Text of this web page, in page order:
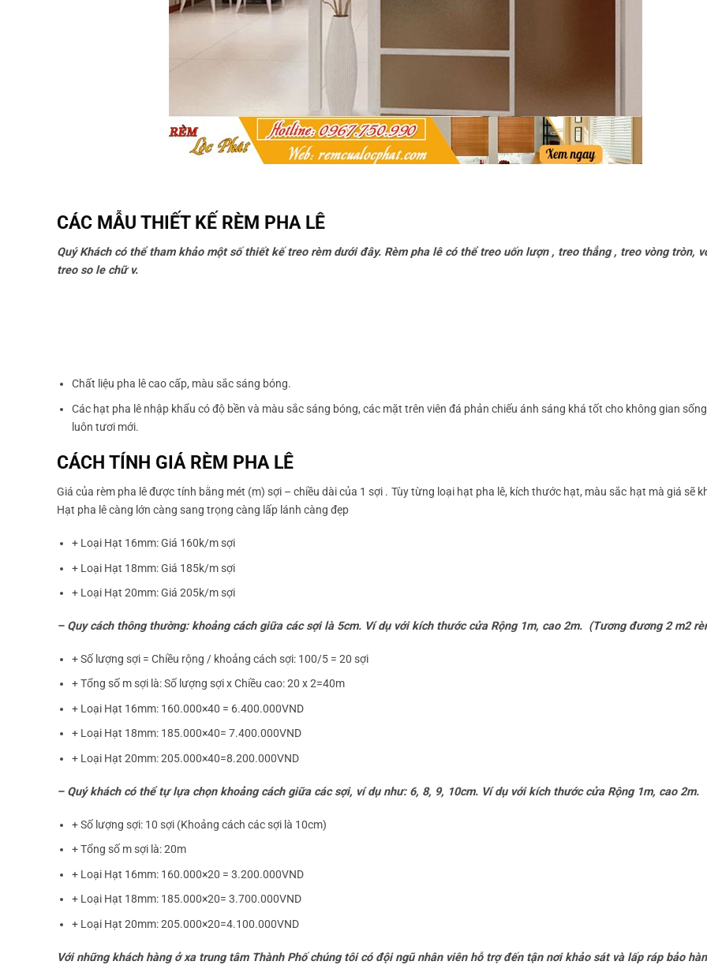
CÁC MẪU THIẾT KẾ RÈM PHA LÊ
Quý Khách có thể tham khảo một số thiết kế treo rèmdướiđây. Rèm pha lê có thể treo uốn lượn , treo thẳng , treo vòng tròn,
treo so le chữ v.
Chất liệu pha lê cao cấp, màu sắc sáng bóng.
Các hạt pha lê nhập khẩu có độ bền và màu sắc sáng bóng, các mặt trên viên đá phản chiếu ánh sáng khá tốt cho không gian
luôn tươi mới.
CÁCH TÍNH GIÁ RÈM PHA LÊ
Giá của rèm pha lê được tính bằng mét (m) sợi – chiều dài của 1 sợi . Tùy từng loại hạt pha lê, kích thước hạt, màu sắc hạt mà giá sẽ
Hạt pha lê càng lớn càng sang trọng càng lấp lánh càng đẹp
+ Loại Hạt 16mm: Giá 160k/m sợi
+ Loại Hạt 18mm: Giá 185k/m sợi
+ Loại Hạt 20mm: Giá 205k/m sợi
– Quy cách thông thường: khoảng cách giữa các sợi là 5cm. Ví dụ với kích thước cửa Rộng 1m, cao 2m. (Tương đương 2 m2
+ Số lượng sợi = Chiều rộng / khoảng cách sợi: 100/5 = 20 sợi
+ Tổng số m sợi là: Số lượng sợi x Chiều cao: 20 x 2=40m
+ Loại Hạt 16mm: 160.000×40 = 6.400.000VND
+ Loại Hạt 18mm: 185.000×40= 7.400.000VND
+ Loại Hạt 20mm: 205.000×40=8.200.000VND
– Quý khách có thể tự lựa chọn khoảng cách giữa các sợi, ví dụ như: 6, 8, 9, 10cm. Ví dụ với kích thước cửa Rộng 1m, cao 2m.
+ Số lượng sợi: 10 sợi (Khoảng cách các sợi là 10cm)
+ Tổng số m sợi là: 20m
+ Loại Hạt 16mm: 160.000×20 = 3.200.000VND
+ Loại Hạt 18mm: 185.000×20= 3.700.000VND
+ Loại Hạt 20mm: 205.000×20=4.100.000VND
Với những khách hàng ở xa trung tâm Thành Phố chúng tôi có đội ngũ nhân viên hỗ trợ đến tận nơi khảo sát và lấp ráp bảo